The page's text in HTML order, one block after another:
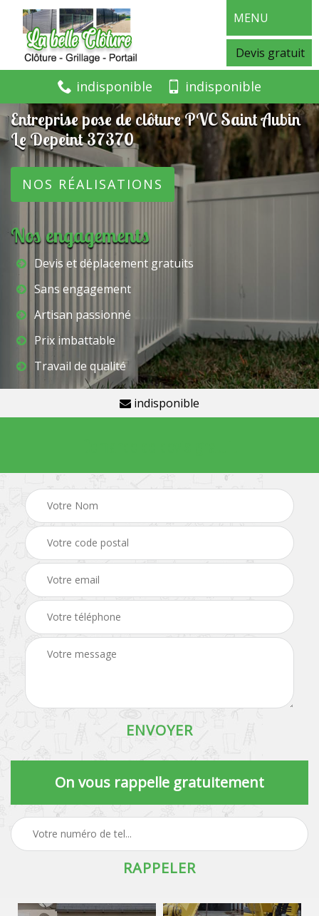
MENU
Devis gratuit
indisponible indisponible
Entreprise pose de clôture PVC Saint Aubin
Le Depeint 37370
NOS RÉALISATIONS
Nos engagements
Devis et déplacement gratuits
Sans engagement
Artisan passionné
Prix imbattable
Travail de qualité
indisponible
On vous rappelle gratuitement